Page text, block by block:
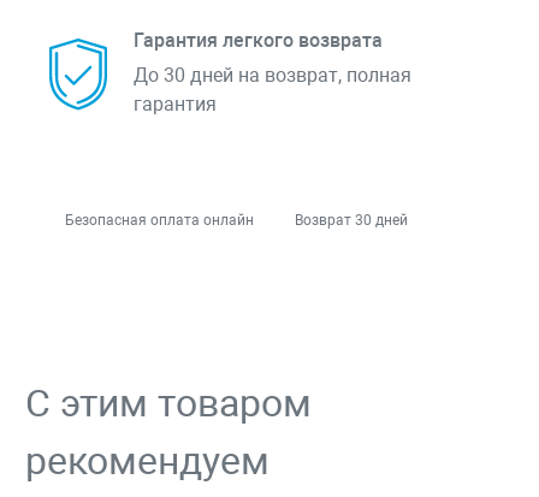
Гарантия легкого возврата
До 30 дней на возврат, полная
гарантия
Безопасная оплата онлайн Возврат 30 дней
С этим товаром
рекомендуем